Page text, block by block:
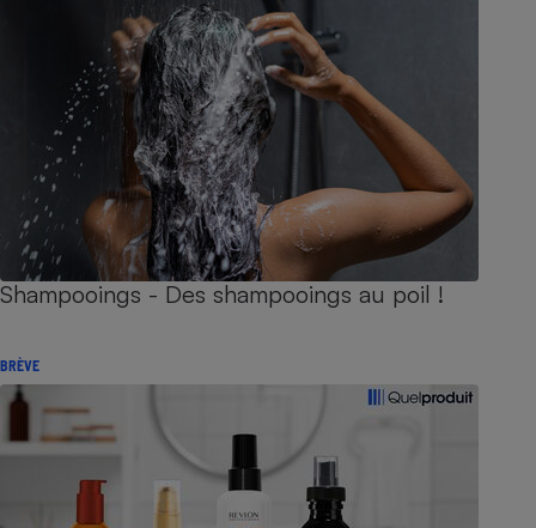
Shampooings - Des shampooings au poil !
BRÈVE